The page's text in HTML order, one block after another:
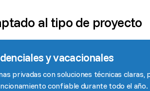
al tipo de proyecto
y vacacionales
privadas con soluciones técnicas claras,
confiable durante todo el año.